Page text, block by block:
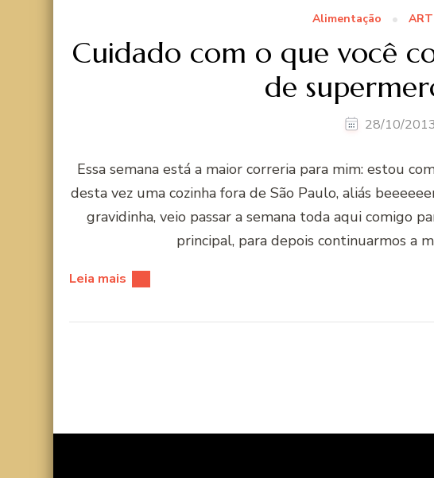
Alimentação
Cuidado com o que você
de
28/10/2013
Essa semana está a maior correria para mim: estou
desta vez uma cozinha fora de São Paulo, aliás
gravidinha, veio passar a semana toda aqui comigo
principal, para depois continuarmos a
Leia mais